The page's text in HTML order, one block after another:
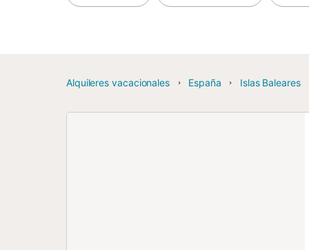
Alquileres vacacionales España Islas Baleares